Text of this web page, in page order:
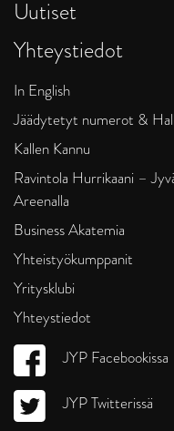
Uutiset
Yhteystiedot
In English
Jäädytetyt numerot &
Kallen Kannu
Ravintola Hurrikaani –
Areenalla
Business Akatemia
Yhteistyökumppanit
Yritysklubi
Yhteystiedot
JYP Facebookissa
JYP Twitterissä